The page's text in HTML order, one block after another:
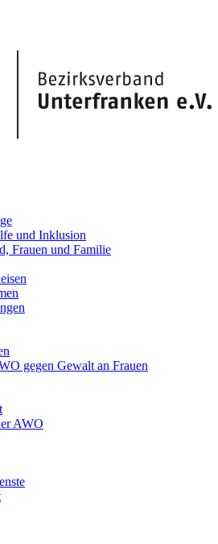
und Inklusion
Frauen und Familie
gegen Gewalt an Frauen
AWO